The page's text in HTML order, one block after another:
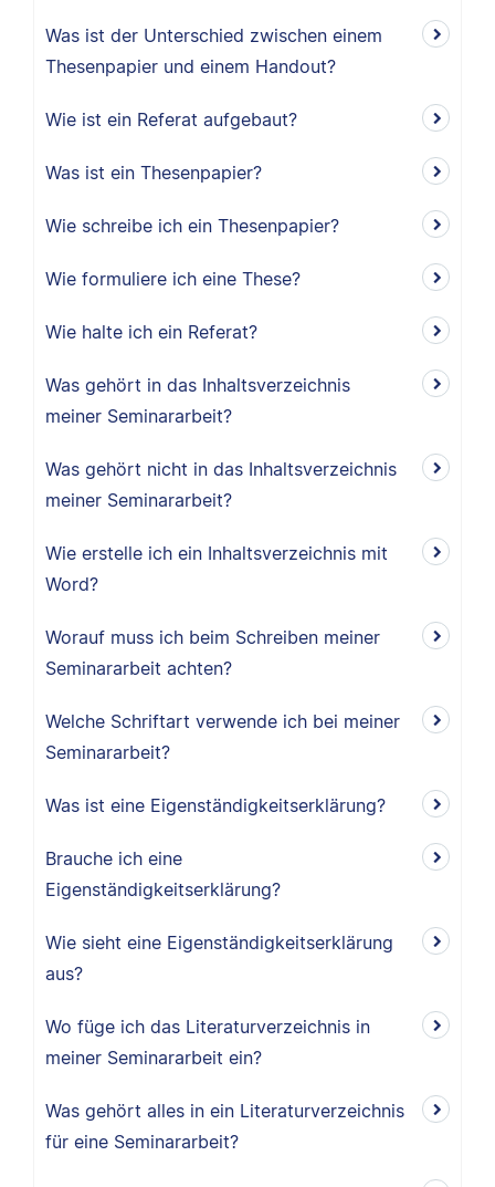
Was ist der Unterschied zwischen einem
Thesenpapier und einem Handout?
Wie ist ein Referat aufgebaut?
Was ist ein Thesenpapier?
Wie schreibe ich ein Thesenpapier?
Wie formuliere ich eine These?
Wie halte ich ein Referat?
Was gehört in das Inhaltsverzeichnis
meiner Seminararbeit?
Was gehört nicht in das Inhaltsverzeichnis
meiner Seminararbeit?
Wie erstelle ich ein Inhaltsverzeichnis mit
Word?
Worauf muss ich beim Schreiben meiner
Seminararbeit achten?
Welche Schriftart verwende ich bei meiner
Seminararbeit?
Was ist eine Eigenständigkeitserklärung?
Brauche ich eine
Eigenständigkeitserklärung?
Wie sieht eine Eigenständigkeitserklärung
aus?
Wo füge ich das Literaturverzeichnis in
meiner Seminararbeit ein?
Was gehört alles in ein Literaturverzeichnis
für eine Seminararbeit?